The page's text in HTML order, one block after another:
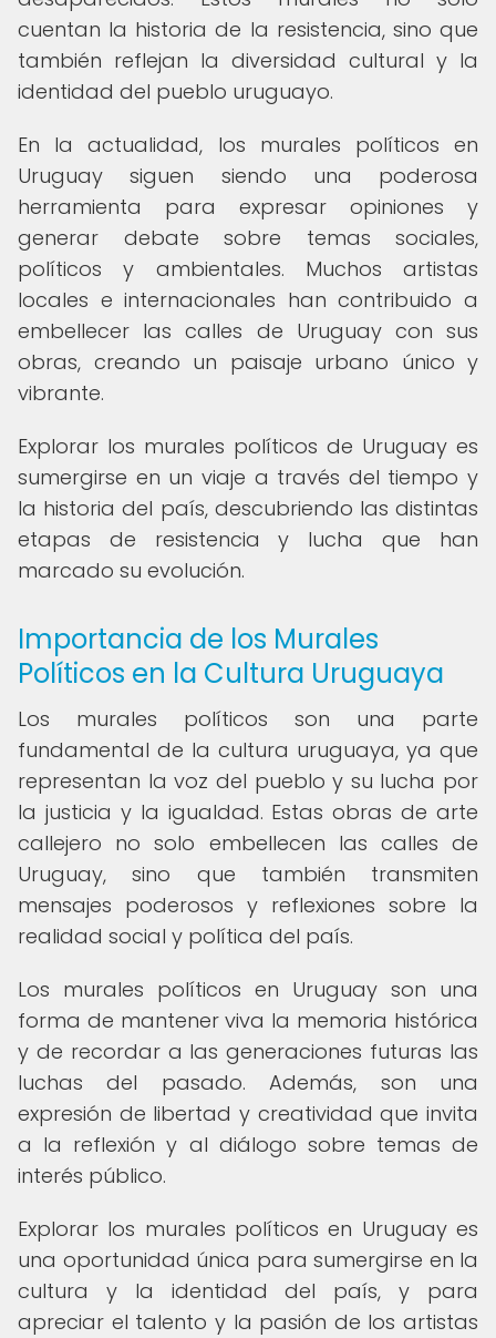
cuentan la historia de la resistencia, sino que
también reflejan la diversidad cultural y la
identidad del pueblo uruguayo.
En la actualidad, los murales políticos en
Uruguay siguen siendo una poderosa
herramienta para expresar opiniones y
generar debate sobre temas sociales,
políticos y ambientales. Muchos artistas
locales e internacionales han contribuido a
embellecer las calles de Uruguay con sus
obras, creando un paisaje urbano único y
vibrante.
Explorar los murales políticos de Uruguay es
sumergirse en un viaje a través del tiempo y
la historia del país, descubriendo las distintas
etapas de resistencia y lucha que han
marcado su evolución.
Importancia de los Murales
Políticos en la Cultura Uruguaya
Los murales políticos son una parte
fundamental de la cultura uruguaya, ya que
representan la voz del pueblo y su lucha por
la justicia y la igualdad. Estas obras de arte
callejero no solo embellecen las calles de
Uruguay, sino que también transmiten
mensajes poderosos y reflexiones sobre la
realidad social y política del país.
Los murales políticos en Uruguay son una
forma de mantener viva la memoria histórica
y de recordar a las generaciones futuras las
luchas del pasado. Además, son una
expresión de libertad y creatividad que invita
a la reflexión y al diálogo sobre temas de
interés público.
Explorar los murales políticos en Uruguay es
una oportunidad única para sumergirse en la
cultura y la identidad del país, y para
apreciar el talento y la pasión de los artistas